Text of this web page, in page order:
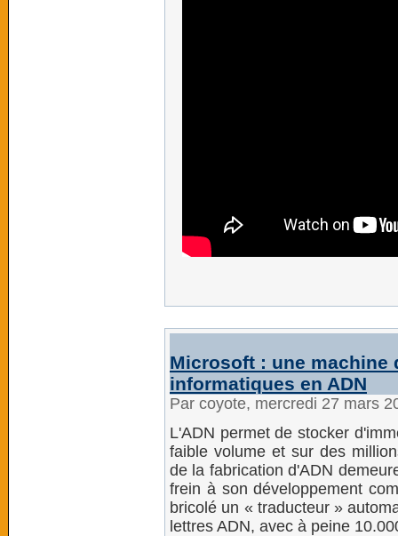
Microsoft : une machine
informatiques en ADN
Par coyote, mercredi 27 mars
L'ADN permet de stocker
faible volume et sur des
de la fabrication d'ADN
frein à son développement
bricolé un « traducteur »
lettres ADN, avec à peine